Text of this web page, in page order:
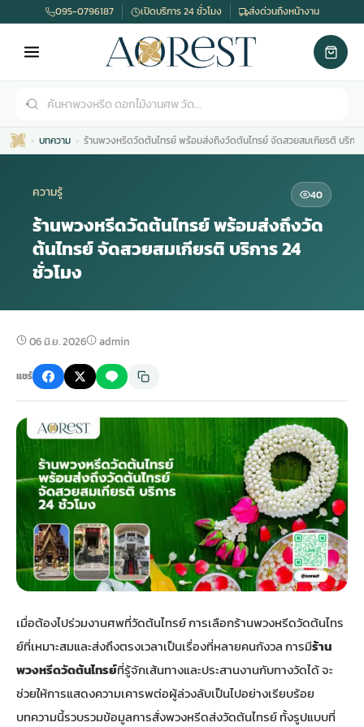
ดอกไม้หน้าศพ
ดอกไม้หน้าหีบ
ดอกไม้หน้างานศพ
ดอกไม้หน้าโลง
จัดดอกไม้หน้ารูป
จัดดอกไม้หน้าโลง
ดอกไม้ศพ
ดอกไม้งานศพ ส่งด่วน
พวงหรีด กรุงเทพ
ร้านพวงหรีด
ดอกไม้พวงหรีด
พวงหรีดปทุม
พวงหรีดพระราม 2
พวงหรีด ปากคลองตลาด
พวงหรีดราคาถูก
พวงหรีดดอกไม้สด
ไม้หน้าเมรุ
กไม้หน้าเมรุ
น้าเมรุ ราคา
มรุ กรุงเทพ
หน้าเมรุ
มรุ ราคาถูก
ม้หน้าเมรุ
ไม้งานแต่ง
ไม้งานแต่ง กรุงเทพ
อกไม้งานแต่ง
ดอกไม้งานแต่ง
ไม้งานแต่ง แบบสวยๆ
พวงหรีดพัดลม
พวงหรีดพัดลม กรุงเทพ
พวงหรีดพัดลม ส่งด่วน
สั่งพวงหรีดพัดลม
ร้านพวงหรีดพัดลม
พวงหรีดพัดลม ปากคลองตลาด
พวงหรีดพัดลม แบบสวยๆ
รับจัดงานศพ
รับจัดงานศพ กรุงเทพ
แพ็คเกจจัดงานศพ
ค่าใช้จ่ายจัดงานศพ
จัดงานศพ วัด
ขั้นตอนจัดงานศพ
จัดงานศพ ราคาถูก
095-0796187 เปิดบริการ 24 ชั่วโมง ส่งด่วนถึงหน้างาน
บทความ ร้านพวงหรีดวัดต้นไทรย์ พร้อมส่งถึงวัดต้นไทรย์ จัดสวยสมเกียรติ บริกา
ความรู้ 40
ร้านพวงหรีดวัดต้นไทรย์ พร้อมส่งถึงวัด
ต้นไทรย์ จัดสวยสมเกียรติ บริการ 24
ชั่วโมง
06 มิ.ย. 2026 admin
แชร์
เมื่อต้องไปร่วมงานศพที่วัดต้นไทรย์ การเลือกร้านพวงหรีดวัดต้นไทร
ย์ที่เหมาะสมและส่งถึงตรงเวลาเป็นเรื่องที่หลายคนกังวล การมีร้าน
พวงหรีดวัดต้นไทรย์ที่รู้จักเส้นทางและประสานงานกับทางวัดได้ จะ
ช่วยให้การแสดงความเคารพต่อผู้ล่วงลับเป็นไปอย่างเรียบร้อย
บทความนี้รวบรวมข้อมูลการสั่งพวงหรีดส่งวัดต้นไทรย์ ทั้งรูปแบบที่